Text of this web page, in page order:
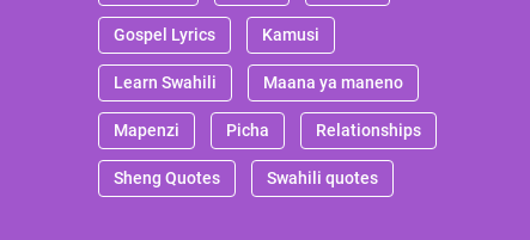
Gospel Lyrics Kamusi
Learn Swahili Maana ya maneno
Mapenzi Picha Relationships
Sheng Quotes Swahili quotes